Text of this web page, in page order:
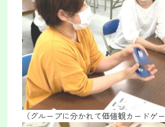
（グループに分かれて価値観カードゲ